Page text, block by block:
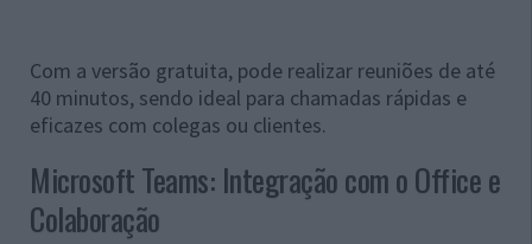
Com a versão gratuita, pode realizar reuniões de até
40 minutos, sendo ideal para chamadas rápidas e
eficazes com colegas ou clientes.
Microsoft Teams: Integração com o Office e
Colaboração